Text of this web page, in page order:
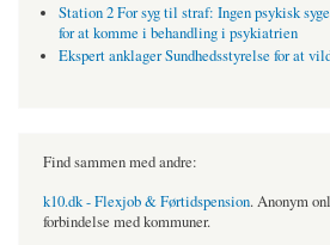
Station 2 For syg til straf: Ingen psykisk
for at komme i behandling i psykiatrien
Ekspert anklager Sundhedsstyrelse for at
Find sammen med andre:
k10.dk - Flexjob & Førtidspension. Anonym
forbindelse med kommuner.